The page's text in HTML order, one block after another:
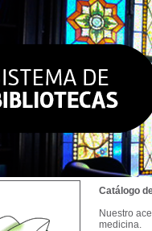
Catálogo
Nuestro
medicina.